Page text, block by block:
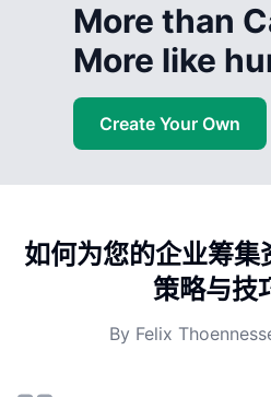
More than
More like
Create Your Own
如何为您的企业筹
策略与技
By Felix